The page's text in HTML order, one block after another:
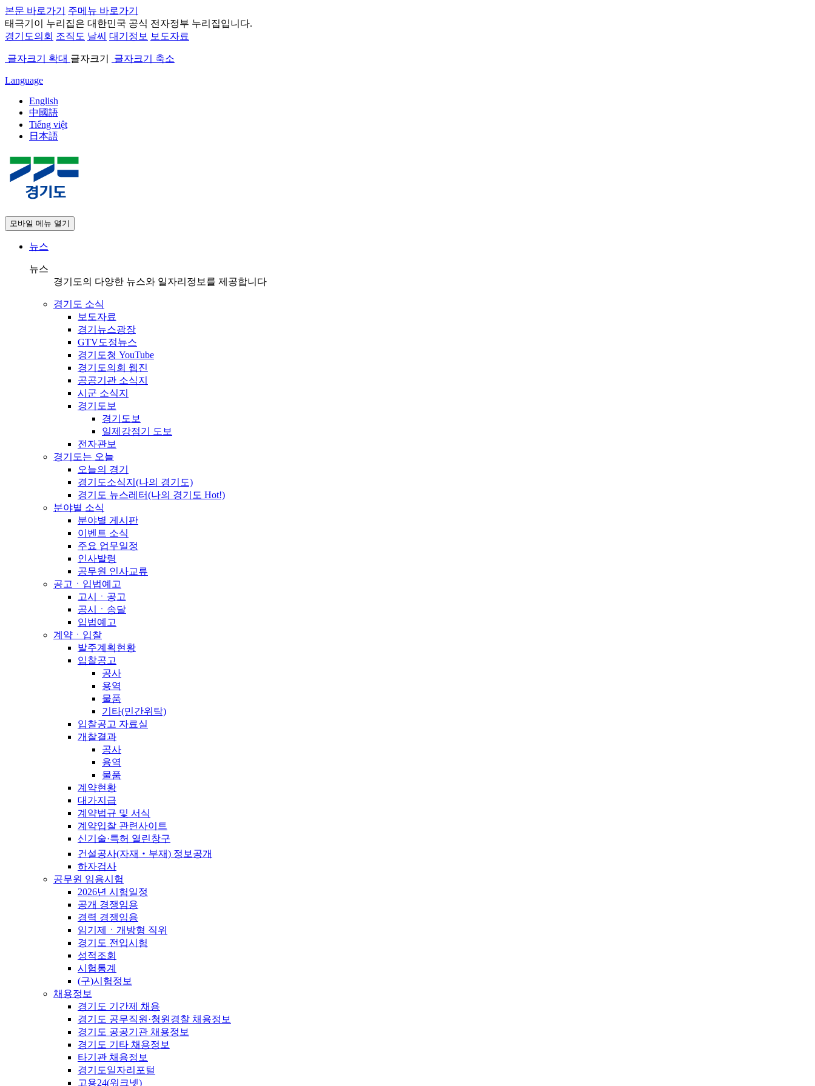
본문 바로가기
주메뉴 바로가기
태극기 이 누리집은 대한민국 공식 전자정부 누리집입니다.
경기도의회 조직도 날씨 대기정보 보도자료
글자크기 확대 글자크기 글자크기 축소
Language
English
中國語
Tiếng việt
日本語
모바일 메뉴 열기
뉴스
뉴스
경기도의 다양한 뉴스와 일자리정보를 제공합니다
경기도 소식
보도자료
경기뉴스광장
GTV도정뉴스
경기도청 YouTube
경기도의회 웹진
공공기관 소식지
시군 소식지
경기도보
경기도보
일제강점기 도보
전자관보
경기도는 오늘
오늘의 경기
경기도소식지(나의 경기도)
경기도 뉴스레터(나의 경기도 Hot!)
분야별 소식
분야별 게시판
이벤트 소식
주요 업무일정
인사발령
공무원 인사교류
공고ㆍ입법예고
고시ㆍ공고
공시ㆍ송달
입법예고
계약ㆍ입찰
발주계획현황
입찰공고
공사
용역
물품
기타(민간위탁)
입찰공고 자료실
개찰결과
공사
용역
물품
계약현황
대가지급
계약법규 및 서식
계약입찰 관련사이트
신기술·특허 열린창구
건설공사(자재‧부재) 정보공개
하자검사
공무원 임용시험
2026년 시험일정
공개 경쟁임용
경력 경쟁임용
임기제ㆍ개방형 직위
경기도 전입시험
성적조회
시험통계
(구)시험정보
채용정보
경기도 기간제 채용
경기도 공무직원·청원경찰 채용정보
경기도 공공기관 채용정보
경기도 기타 채용정보
타기관 채용정보
경기도일자리포털
고용24(워크넷)